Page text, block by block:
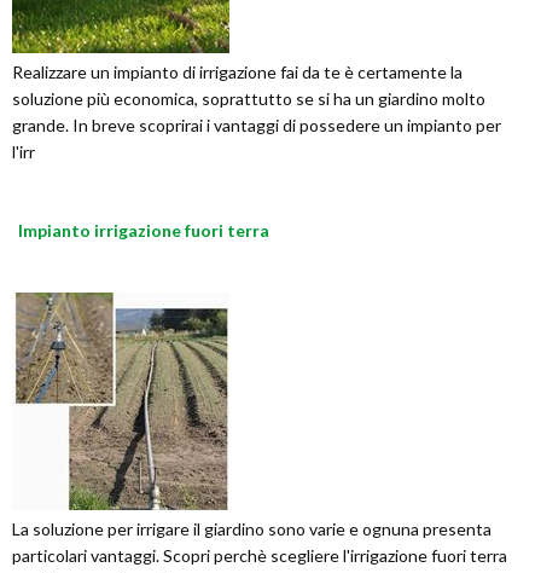
Realizzare un impianto di irrigazione fai da te è certamente la
soluzione più economica, soprattutto se si ha un giardino molto
grande. In breve scoprirai i vantaggi di possedere un impianto per
l'irr
Impianto irrigazione fuori terra
La soluzione per irrigare il giardino sono varie e ognuna presenta
particolari vantaggi. Scopri perchè scegliere l'irrigazione fuori terra